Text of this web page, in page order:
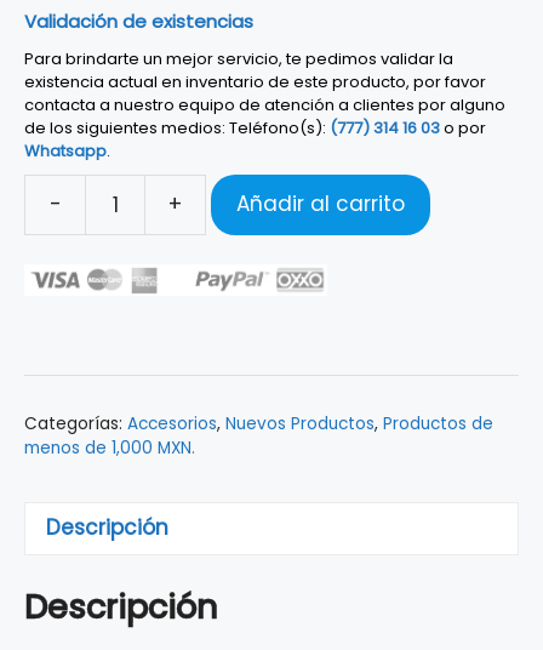
Validación de existencias
Para brindarte un mejor servicio, te pedimos validar la
existencia actual en inventario de este producto, por favor
contacta a nuestro equipo de atención a clientes por alguno
de los siguientes medios: Teléfono(s): (777) 314 16 03o por
Whatsapp.
-
SET
PORTAVASOS
ADS
cantidad
+ Añadir al carrito
Categorías: Accesorios, Nuevos Productos, Productos de
menos de 1,000 MXN.
Descripción
Descripción